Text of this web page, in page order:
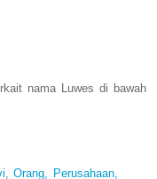
nama Luwes di bawah
Orang, Perusahaan,